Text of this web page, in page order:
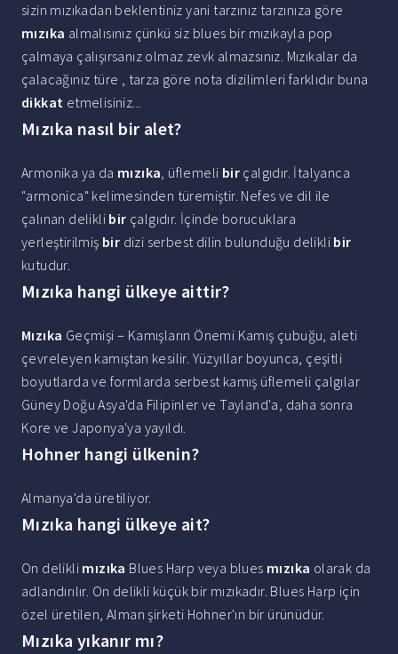
sizin mızıkadan beklentiniz yani tarzınız tarzınıza göre
mızıka almalısınız çünkü siz blues bir mızıkayla pop
çalmaya çalışırsanız olmaz zevk almazsınız. Mızıkalar da
çalacağınız türe , tarza göre nota dizilimleri farklıdır buna
dikkat etmelisiniz...
Mızıka nasıl bir alet?
Armonika ya da mızıka, üflemeli bir çalgıdır. İtalyanca
"armonica" kelimesinden türemiştir. Nefes ve dil ile
çalınan delikli bir çalgıdır. İçinde borucuklara
yerleştirilmiş bir dizi serbest dilin bulunduğu delikli bir
kutudur.
Mızıka hangi ülkeye aittir?
Mızıka Geçmişi – Kamışların Önemi Kamış çubuğu, aleti
çevreleyen kamıştan kesilir. Yüzyıllar boyunca, çeşitli
boyutlarda ve formlarda serbest kamış üflemeli çalgılar
Güney Doğu Asya'da Filipinler ve Tayland'a, daha sonra
Kore ve Japonya'ya yayıldı.
Hohner hangi ülkenin?
Almanya'da üretiliyor.
Mızıka hangi ülkeye ait?
On delikli mızıka Blues Harp veya blues mızıka olarak da
adlandırılır. On delikli küçük bir mızıkadır. Blues Harp için
özel üretilen, Alman şirketi Hohner'ın bir ürünüdür.
Mızıka yıkanır mı?